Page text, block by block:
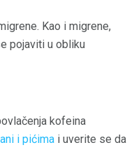
Kao i migrene,
pojaviti u obliku
kofeina
i pićima i uverite se da